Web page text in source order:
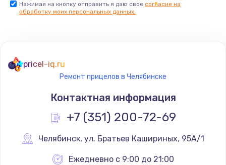
Нажимая на кнопку отправить я даю свое согласие на
обработку моих персональных данных.
pricel-iq.ru
Ремонт прицелов в Челябинске
Контактная информация
+7 (351) 200-72-69
Челябинск, ул. Братьев Кашириных, 95А/1
Ежедневно с 9:00 до 21:00